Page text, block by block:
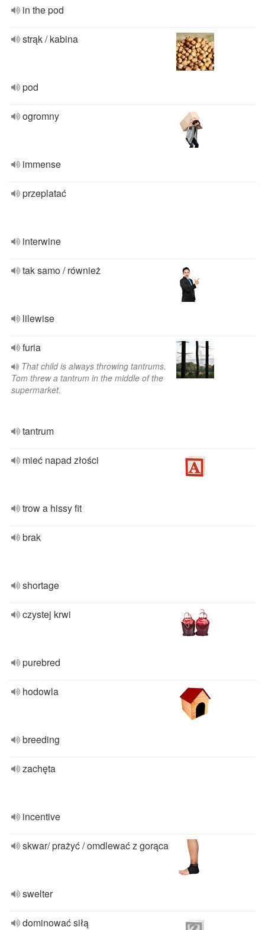
in the pod
strąk / kabina
pod
ogromny
immense
przeplatać
interwine
tak samo / również
lilewise
furia
That child is always throwing tantrums.
Tom threw a tantrum in the middle of the
supermarket.
tantrum
mieć napad złości
trow a hissy fit
brak
shortage
czystej krwi
purebred
hodowla
breeding
zachęta
incentive
skwar/ prażyć / omdlewać z gorąca
swelter
dominować siłą